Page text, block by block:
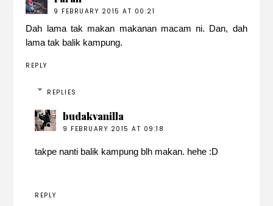
9 FEBRUARY 2015 AT 00:21
Dah lama tak makan makanan macam ni. Dan, dah
lama tak balik kampung.
REPLY
REPLIES
budakvanilla
9 FEBRUARY 2015 AT 09:18
takpe nanti balik kampung blh makan. hehe :D
REPLY